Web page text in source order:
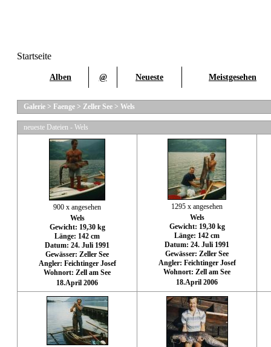
Startseite
Alben @ Neueste Meistgesehen
Galerie > Faenge > Zeller See > Wels
neueste Dateien - Wels
900 x angesehen
Wels
Gewicht: 19,30 kg
Länge: 142 cm
Datum: 24. Juli 1991
Gewässer: Zeller See
Angler: Feichtinger Josef
Wohnort: Zell am See
18.April 2006
1295 x angesehen
Wels
Gewicht: 19,30 kg
Länge: 142 cm
Datum: 24. Juli 1991
Gewässer: Zeller See
Angler: Feichtinger Josef
Wohnort: Zell am See
18.April 2006